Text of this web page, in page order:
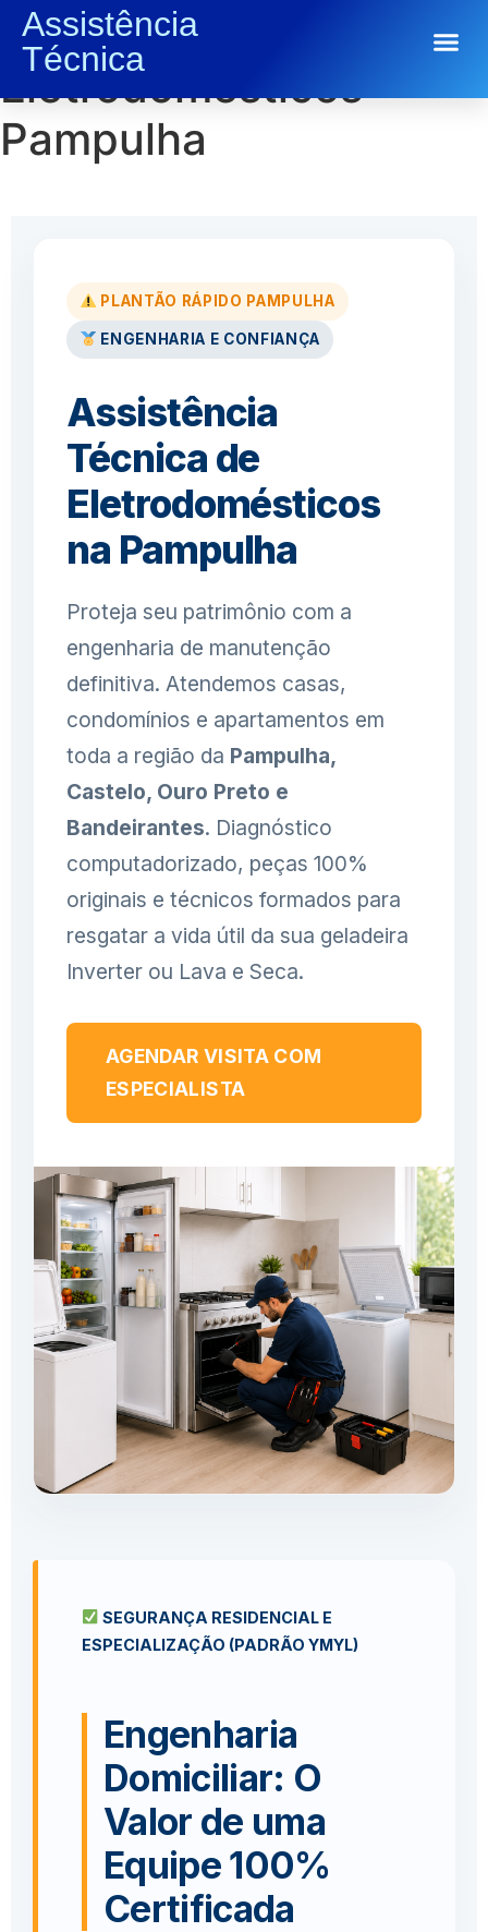
Assistência
Técnica
Conserto de
Eletrodomésticos
Pampulha
PLANTÃO RÁPIDO PAMPULHA
ENGENHARIA E CONFIANÇA
Assistência
Técnica de
Eletrodomésticos
na Pampulha
Proteja seu patrimônio com a
engenharia de manutenção
definitiva. Atendemos casas,
condomínios e apartamentos em
toda a região da Pampulha,
Castelo, Ouro Preto e
Bandeirantes. Diagnóstico
computadorizado, peças 100%
originais e técnicos formados para
resgatar a vida útil da sua geladeira
Inverter ou Lava e Seca.
AGENDAR VISITA COM
ESPECIALISTA
SEGURANÇA RESIDENCIAL E
ESPECIALIZAÇÃO (PADRÃO YMYL)
Engenharia
Domiciliar: O
Valor de uma
Equipe 100%
Certificada